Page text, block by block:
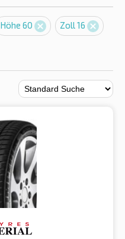
Höhe 60 Zoll 16